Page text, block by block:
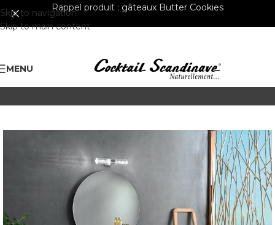
Skip to navigation
Skip to main content
Rappel produit : gâteaux Butter Cookies
MENU